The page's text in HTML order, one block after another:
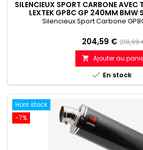
SILENCIEUX SPORT CARBONE AVEC
LEXTEK GP8C GP 240MM BMW
Silencieux Sport Carbone
Prix
204,59 € Prix
de
219,99
 Ajouter au
 En stock
Hors stock
-7%